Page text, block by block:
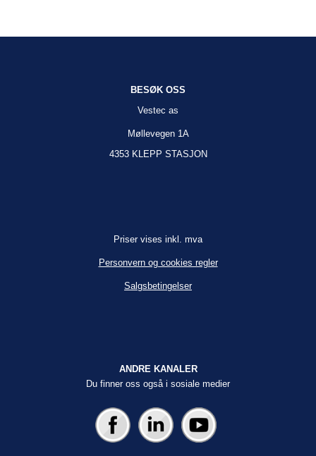
BESØK OSS
Vestec as
Møllevegen 1A
4353 KLEPP STASJON
Priser vises inkl. mva
Personvern og cookies regler
Salgsbetingelser
ANDRE KANALER
Du finner oss også i sosiale medier